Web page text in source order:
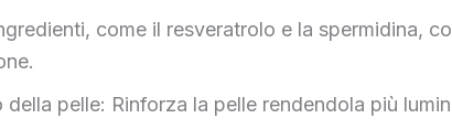
come il resveratrolo e la spermidina,
pelle: Rinforza la pelle rendendola più